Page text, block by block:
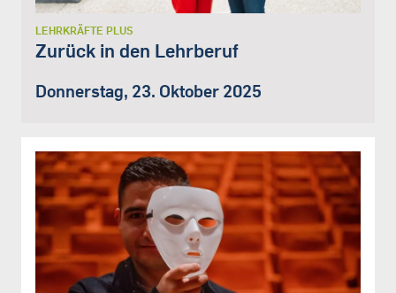
LEHRKRÄFTE PLUS
Zurück in den Lehrberuf
Donnerstag, 23. Oktober 2025